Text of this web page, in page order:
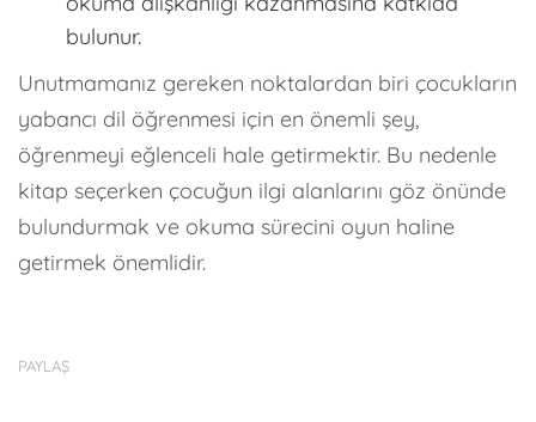
bulunur.
Unutmamanız gereken noktalardan biri çocukların
yabancı dil öğrenmesi için en önemli şey,
öğrenmeyi eğlenceli hale getirmektir. Bu nedenle
kitap seçerken çocuğun ilgi alanlarını göz önünde
bulundurmak ve okuma sürecini oyun haline
getirmek önemlidir.
PAYLAŞ